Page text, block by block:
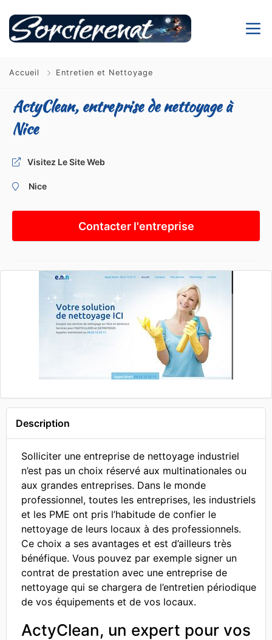
Accueil Entretien et Nettoyage
ActyClean, entreprise de nettoyage à
Nice
Visitez Le Site Web
Nice
Contacter l'entreprise
Description
Solliciter une entreprise de nettoyage industriel
n’est pas un choix réservé aux multinationales ou
aux grandes entreprises. Dans le monde
professionnel, toutes les entreprises, les industriels
et les PME ont pris l’habitude de confier le
nettoyage de leurs locaux à des professionnels.
Ce choix a ses avantages et est d’ailleurs très
bénéfique. Vous pouvez par exemple signer un
contrat de prestation avec une entreprise de
nettoyage qui se chargera de l’entretien périodique
de vos équipements et de vos locaux.
ActyClean, un expert pour vos